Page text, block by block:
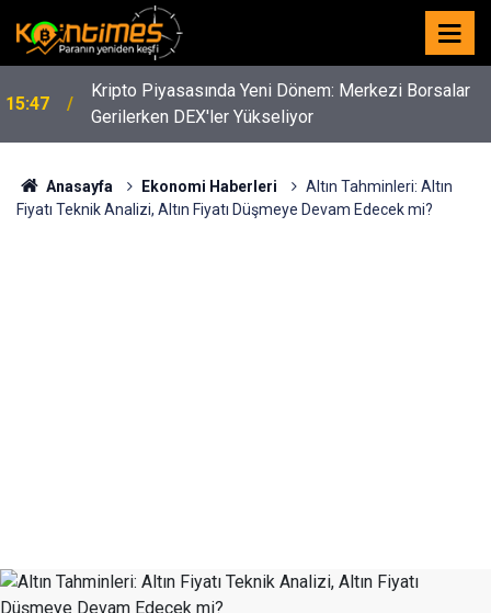
15:47
Kripto Piyasasında Yeni Dönem: Merkezi Borsalar
Gerilerken DEX'ler Yükseliyor
Anasayfa Ekonomi Haberleri
Altın Tahminleri: Altın
Fiyatı Teknik Analizi, Altın Fiyatı Düşmeye Devam Edecek mi?